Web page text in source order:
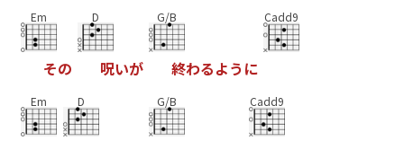
Em
その
D
呪いが
G/B
終わるよう に
Cadd9
Em D G/B Cadd9